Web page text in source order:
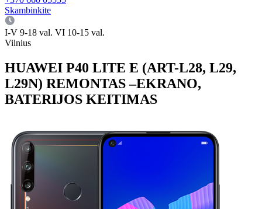
Skambinkite
I-V 9-18 val. VI 10-15 val.
Vilnius
HUAWEI P40 LITE E (ART-L28, L29,
L29N) REMONTAS –EKRANO,
BATERIJOS KEITIMAS